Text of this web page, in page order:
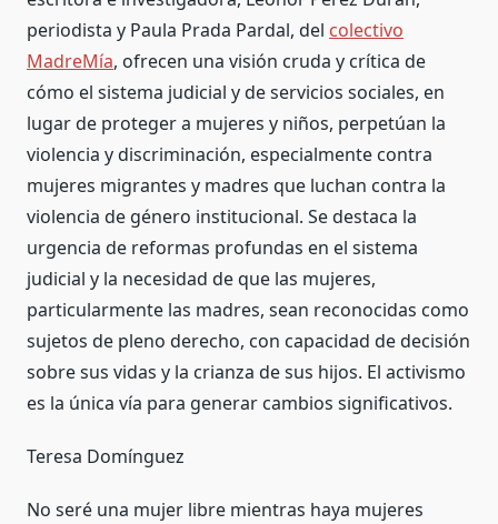
periodista y Paula Prada Pardal, del colectivo
MadreMía, ofrecen una visión cruda y crítica de
cómo el sistema judicial y de servicios sociales, en
lugar de proteger a mujeres y niños, perpetúan la
violencia y discriminación, especialmente contra
mujeres migrantes y madres que luchan contra la
violencia de género institucional. Se destaca la
urgencia de reformas profundas en el sistema
judicial y la necesidad de que las mujeres,
particularmente las madres, sean reconocidas como
sujetos de pleno derecho, con capacidad de decisión
sobre sus vidas y la crianza de sus hijos. El activismo
es la única vía para generar cambios significativos.
Teresa Domínguez
No seré una mujer libre mientras haya mujeres